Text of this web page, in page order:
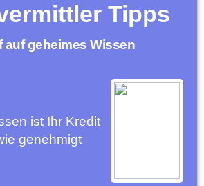
Tipps
auf geheimes Wissen
ist Ihr Kredit
genehmigt